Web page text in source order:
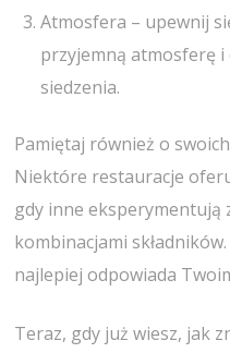
Atmosfera – upewnij
przyjemną atmosferę i
siedzenia.
Pamiętaj również o
Niektóre restauracje
gdy inne eksperymentują
kombinacjami
najlepiej odpowiada
Teraz, gdy już wiesz, jak